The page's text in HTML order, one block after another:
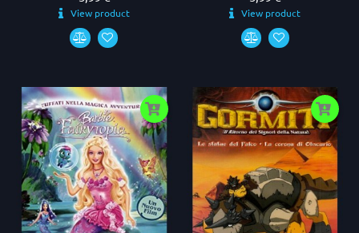
View product View product